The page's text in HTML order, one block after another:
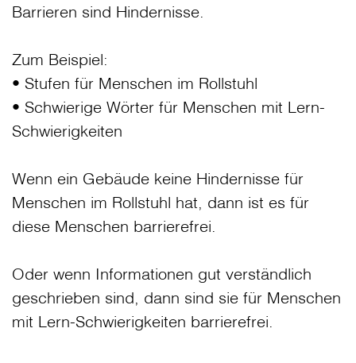
Barrieren sind Hindernisse.
Zum Beispiel:
• Stufen für Menschen im Rollstuhl
• Schwierige Wörter für Menschen mit Lern-
Schwierigkeiten
Wenn ein Gebäude keine Hindernisse für
Menschen im Rollstuhl hat, dann ist es für
diese Menschen barrierefrei.
Oder wenn Informationen gut verständlich
geschrieben sind, dann sind sie für Menschen
mit Lern-Schwierigkeiten barrierefrei.